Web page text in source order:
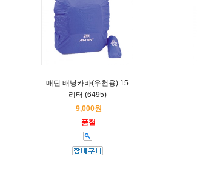
매틴 배낭카바(우천용) 15
리터 (6495)
9,000원
품절